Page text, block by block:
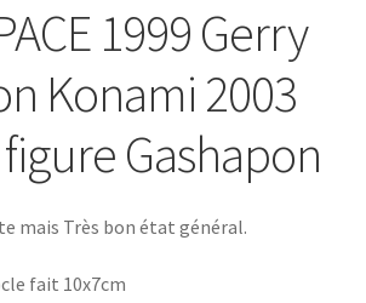
1999 Gerry
Konami 2003
Gashapon
mais Très bon état général.
fait 10x7cm